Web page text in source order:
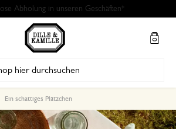
Abholung in unseren Geschäften*
Ein schattiges Plätzchen